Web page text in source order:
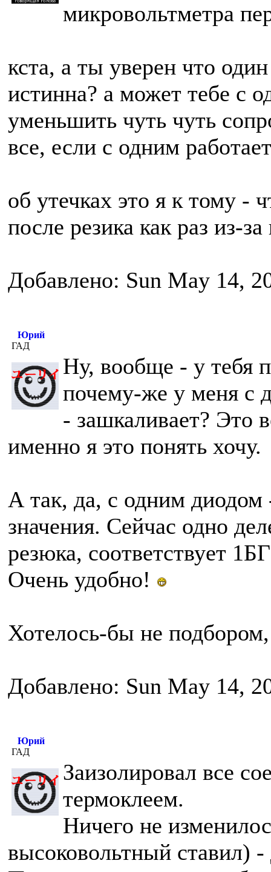
микровольтметра
кста, а ты уверен что
истинна? а может тебе с
уменьшить чуть чуть
все, если с одним
об утечках это я к тому -
после резика как раз из-
Добавлено: Sun May 14,
Юрий
ГАД
Ну, вообще - у тебя
почему-же у меня с
- зашкаливает? Это
именно я это понять хочу.
А так, да, с одним
значения. Сейчас одно
резюка, соответствует
Очень удобно!
Хотелось-бы не
Добавлено: Sun May 14,
Юрий
ГАД
Заизолировал все
термоклеем.
Ничего не
высоковольтный ставил)